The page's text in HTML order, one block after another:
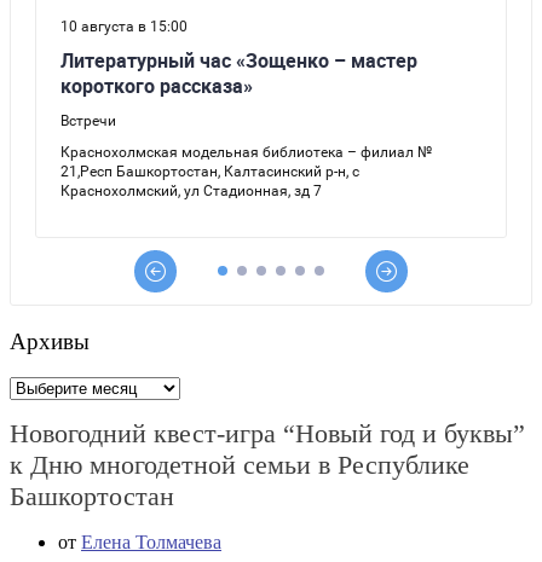
Архивы
Архивы
Новогодний квест-игра “Новый год и буквы”
к Дню многодетной семьи в Республике
Башкортостан
от Елена Толмачева